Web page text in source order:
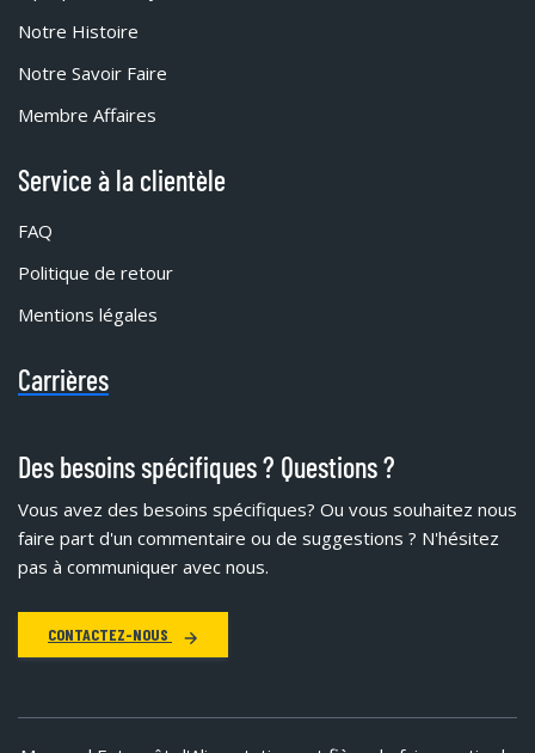
Notre Histoire
Notre Savoir Faire
Membre Affaires
Service à la clientèle
FAQ
Politique de retour
Mentions légales
Carrières
Des besoins spécifiques ? Questions ?
Vous avez des besoins spécifiques? Ou vous souhaitez nous
faire part d'un commentaire ou de suggestions ? N'hésitez
pas à communiquer avec nous.
CONTACTEZ-NOUS